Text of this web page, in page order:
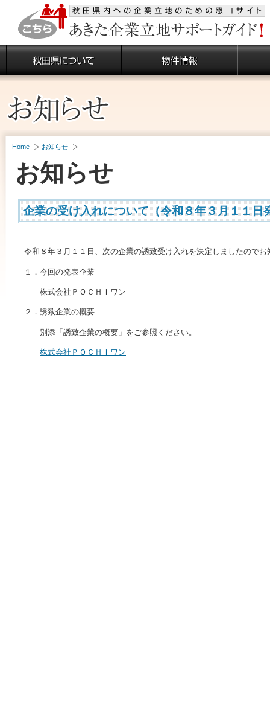
Home お知らせ
お知らせ
企業の受け入れについて（令和８年３月１１日
令和８年３月１１日、次の企業の誘致受け入れを決定しましたのでお
１．今回の発表企業
株式会社ＰＯＣＨＩワン
２．誘致企業の概要
別添「誘致企業の概要」をご参照ください。
株式会社ＰＯＣＨＩワン